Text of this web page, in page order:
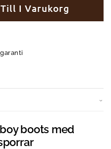
I Varukorg
boots med